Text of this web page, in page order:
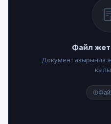
Файл
Документ азырынча